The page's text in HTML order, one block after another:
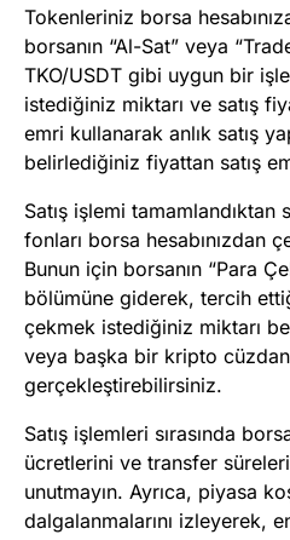
Tokenleriniz borsa
borsanın “Al-Sat” veya
TKO/USDT gibi uygun bir
istediğiniz miktarı ve satış
emri kullanarak anlık satış
belirlediğiniz fiyattan satış
Satış işlemi
fonları borsa hesabınızdan
Bunun için borsanın “Para
bölümüne giderek, tercih
çekmek istediğiniz miktarı
veya başka bir kripto
gerçekleştirebilirsiniz.
Satış işlemleri sırasında
ücretlerini ve transfer
unutmayın. Ayrıca, piyasa
dalgalanmalarını izleyerek,